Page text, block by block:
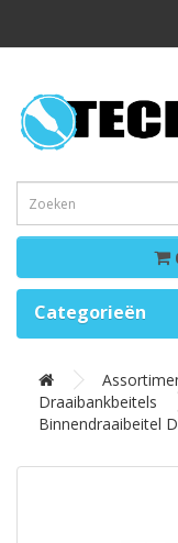
Categorieën
Draaibankbeitels
Binnendraaibeitel